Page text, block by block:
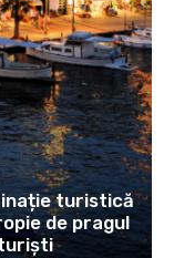
turistică
de pragul